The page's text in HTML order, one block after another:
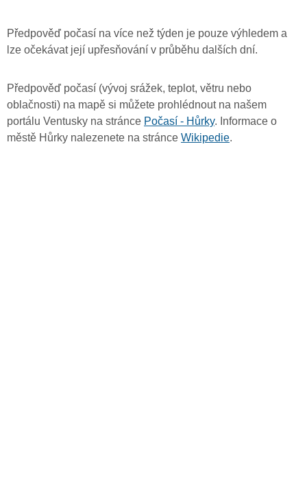
Předpověď počasí na více než týden je pouze výhledem a
lze očekávat její upřesňování v průběhu dalších dní.
Předpověď počasí (vývoj srážek, teplot, větru nebo
oblačnosti) na mapě si můžete prohlédnout na našem
portálu Ventusky na stránce Počasí - Hůrky. Informace o
městě Hůrky nalezenete na stránce Wikipedie.